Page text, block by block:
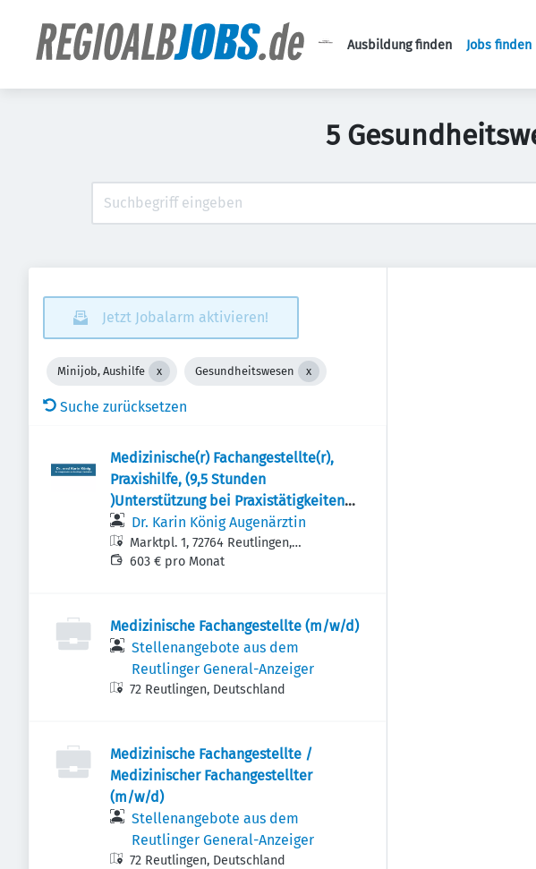
Ausbildung finden Jobs finden
5
Jetzt Jobalarm aktivieren!
Minijob, Aushilfe Gesundheitswesen
Suche zurücksetzen
Medizinische(r) Fachangestellte(r),
Praxishilfe, (9,5 Stunden
)Unterstützung bei Praxistätigkeiten
(m/w/d) als Minijob (9 ,5 Stunden)
Dr. Karin König Augenärztin
Marktpl. 1, 72764 Reutlingen,
Deutschland
603 € pro Monat
Medizinische Fachangestellte (m/w/d)
Stellenangebote aus dem
Reutlinger General-Anzeiger
72 Reutlingen, Deutschland
Medizinische Fachangestellte /
Medizinischer Fachangestellter
(m/w/d)
Stellenangebote aus dem
Reutlinger General-Anzeiger
72 Reutlingen, Deutschland